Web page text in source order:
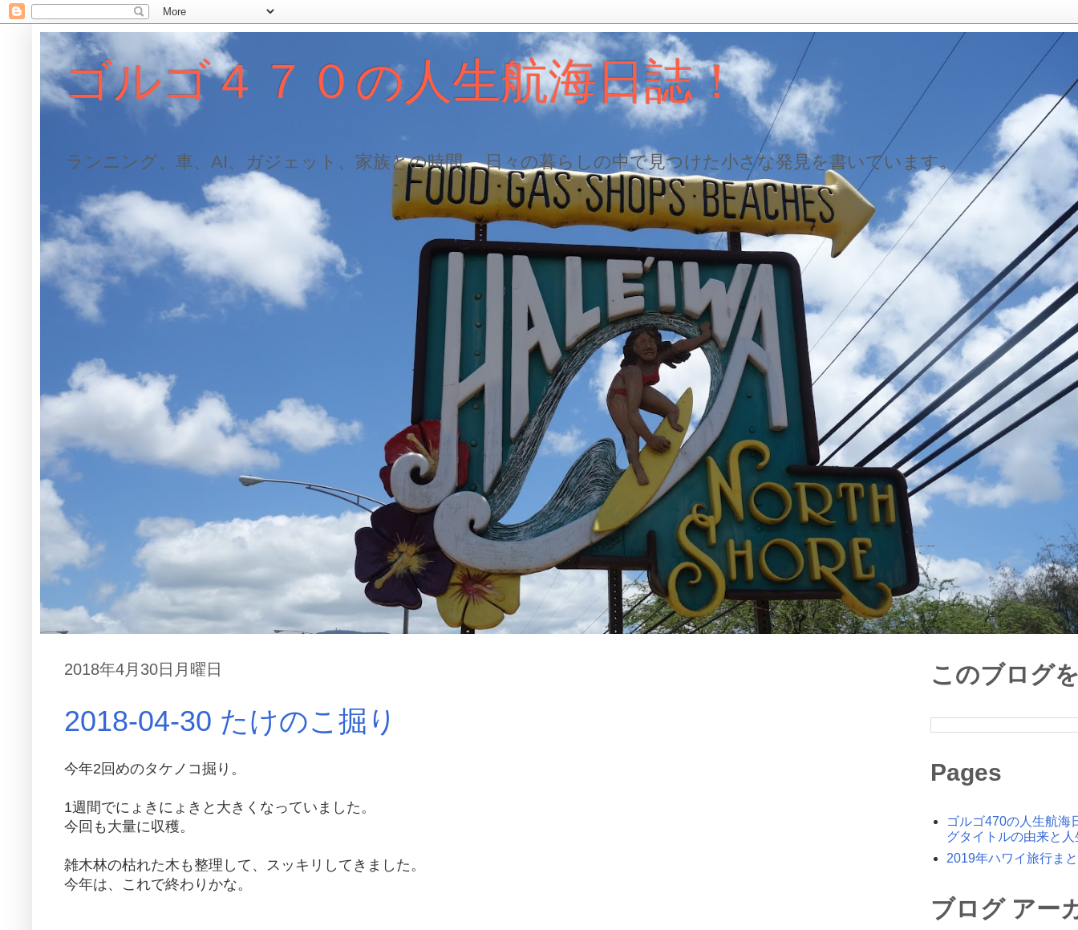
ゴルゴ４７０の人生航海日誌！
ランニング、車、AI、ガジェット、家族との時間。 日々の暮らしの中で見つけた小さな発見を書いています。
2018年4月30日月曜日
2018-04-30 たけのこ掘り
今年2回めのタケノコ掘り。
1週間でにょきにょきと大きくなっていました。
今回も大量に収穫。
雑木林の枯れた木も整理して、スッキリしてきました。
今年は、これで終わりかな。
このブログ
Pages
ゴルゴ470の人生航海
グタイトルの由来と
2019年ハワイ旅行ま
ブログ アー